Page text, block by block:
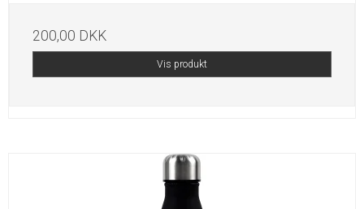
200,00 DKK
Vis produkt